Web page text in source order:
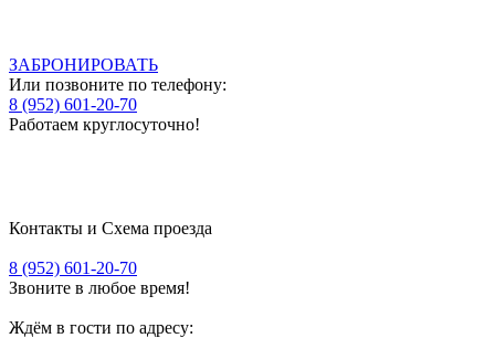
ЗАБРОНИРОВАТЬ
Или позвоните по телефону:
8 (952) 601-20-70
Работаем круглосуточно!
Контакты и Схема проезда
8 (952) 601-20-70
Звоните в любое время!
Ждём в гости по адресу: